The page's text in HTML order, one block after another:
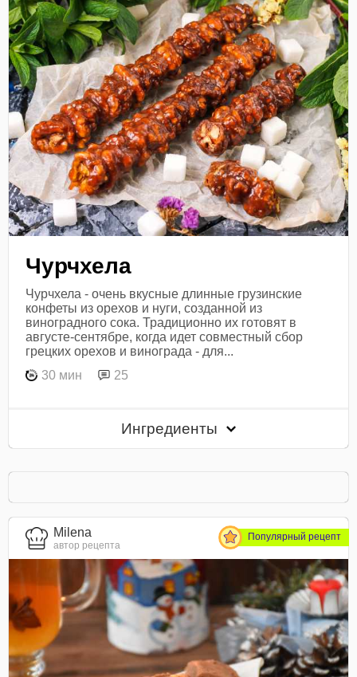
Чурчхела
Чурчхела - очень вкусные длинные грузинские
конфеты из орехов и нуги, созданной из
виноградного сока. Традиционно их готовят в
августе-сентябре, когда идет совместный сбор
грецких орехов и винограда - для...
30 мин
25
Ингредиенты
Milena
автор рецепта
Популярный рецепт